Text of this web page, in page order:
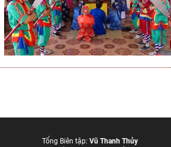
Tổng Biên tập: Vũ Thanh Thủy